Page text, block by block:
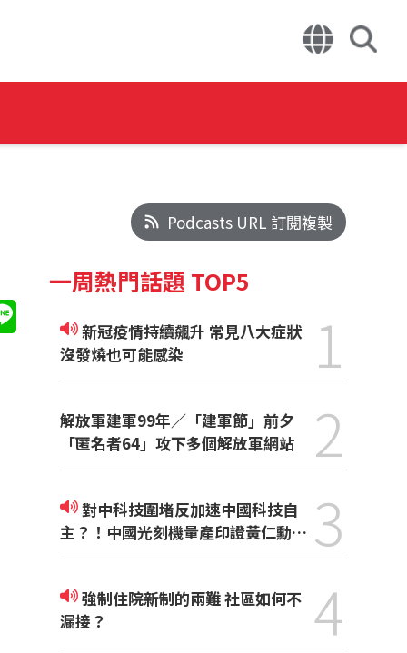
Podcasts URL 訂閱複製
一周熱門話題 TOP5
新冠疫情持續飆升 常見八大症狀
沒發燒也可能感染
1
解放軍建軍99年／「建軍節」前夕
「匿名者64」攻下多個解放軍網站
2
對中科技圍堵反加速中國科技自
主？！中國光刻機量產印證黃仁勳觀
點
3
強制住院新制的兩難 社區如何不
漏接？
4